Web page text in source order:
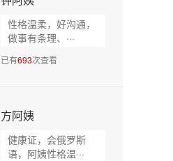
性格温柔，好沟通，
做事有条理、···
已有693次查看
方阿姨
健康证，会俄罗斯
语，阿姨性格温···